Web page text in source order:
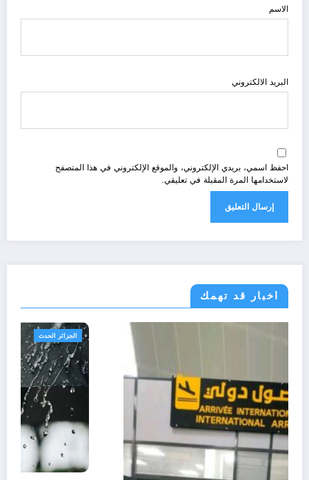
الاسم
البريد الالكتروني
احفظ اسمي، بريدي الإلكتروني، والموقع الإلكتروني في هذا المتصفح
لاستخدامها المرة المقبلة في تعليقي.
اخبار قد تهمك